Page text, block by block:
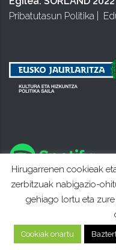
Pribatutasun Politika
Hirugarrenen cookieak
zerbitzuak nabigazio-
gehiago lortu eta
Cookiak onartu